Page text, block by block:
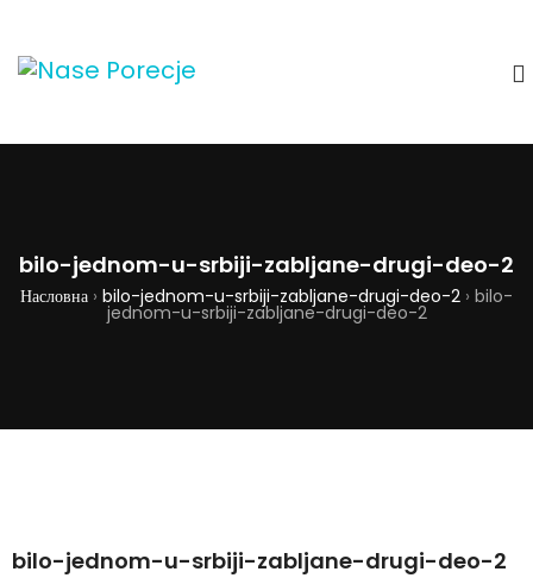
bilo-jednom-u-srbiji-zabljane-drugi-deo-2
Насловна › bilo-jednom-u-srbiji-zabljane-drugi-deo-2 › bilo-
jednom-u-srbiji-zabljane-drugi-deo-2
bilo-jednom-u-srbiji-zabljane-drugi-deo-2